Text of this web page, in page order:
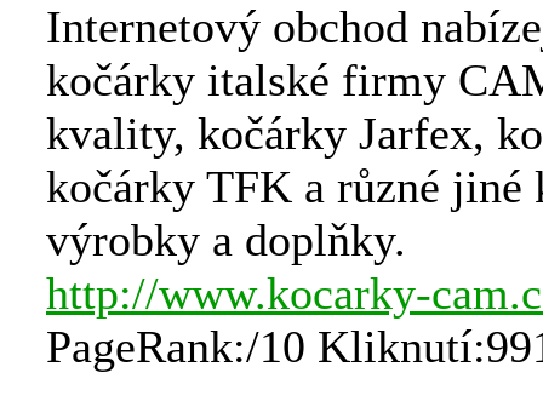
Internetový obchod
kočárky italské firmy
kvality, kočárky Jarfex,
kočárky TFK a různé
výrobky a doplňky.
http://www.kocarky-
PageRank:/10